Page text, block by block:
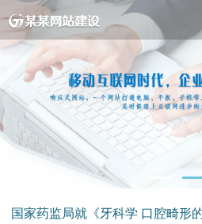
国家药监局就《牙科学 口腔畸形